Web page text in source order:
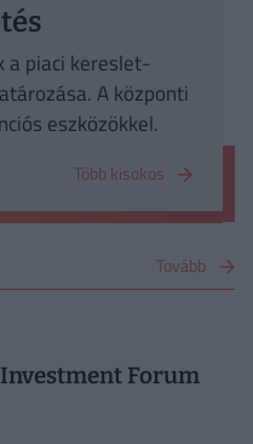
piaci kereslet-
A központi
eszközökkel.
Több kisokos
Tovább
Forum